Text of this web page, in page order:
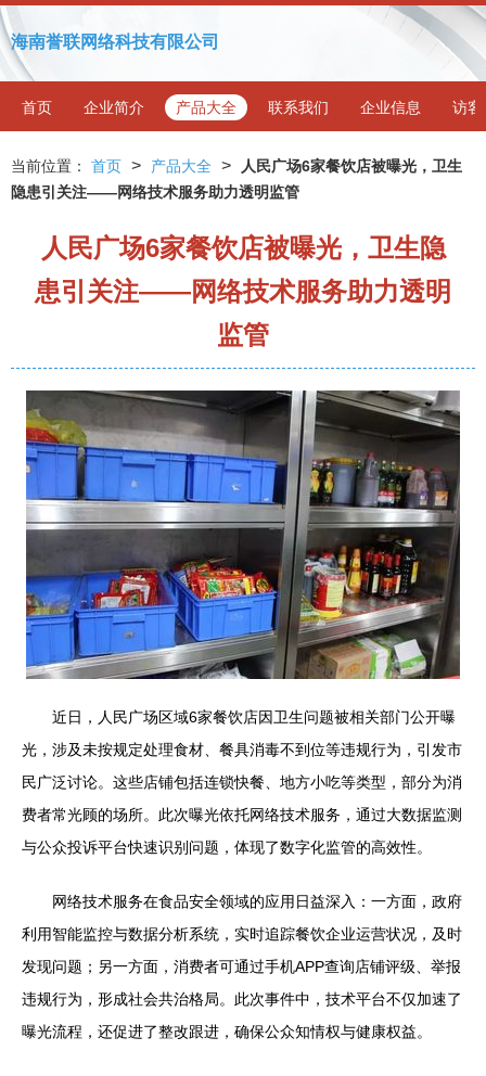
海南誉联网络科技有限公司
首页 企业简介 产品大全 联系我们 企业信息 访客
当前位置： 首页 > 产品大全 >
人民广场6家餐饮店被曝光，卫生
隐患引关注——网络技术服务助力透明监管
人民广场6家餐饮店被曝光，卫生隐
患引关注——网络技术服务助力透明
监管
近日，人民广场区域6家餐饮店因卫生问题被相关部门公开曝
光，涉及未按规定处理食材、餐具消毒不到位等违规行为，引发市
民广泛讨论。这些店铺包括连锁快餐、地方小吃等类型，部分为消
费者常光顾的场所。此次曝光依托网络技术服务，通过大数据监测
与公众投诉平台快速识别问题，体现了数字化监管的高效性。
网络技术服务在食品安全领域的应用日益深入：一方面，政府
利用智能监控与数据分析系统，实时追踪餐饮企业运营状况，及时
发现问题；另一方面，消费者可通过手机APP查询店铺评级、举报
违规行为，形成社会共治格局。此次事件中，技术平台不仅加速了
曝光流程，还促进了整改跟进，确保公众知情权与健康权益。